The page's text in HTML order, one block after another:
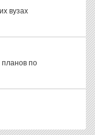
вузах
планов по